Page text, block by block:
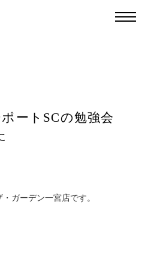
ートSCの勉強会
ガーデン一宮店です。